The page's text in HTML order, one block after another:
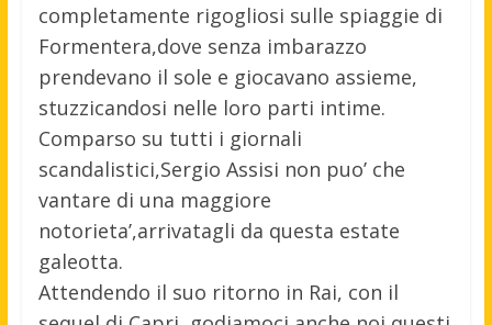
completamente rigogliosi sulle spiaggie di
Formentera,dove senza imbarazzo
prendevano il sole e giocavano assieme,
stuzzicandosi nelle loro parti intime.
Comparso su tutti i giornali
scandalistici,Sergio Assisi non puo’ che
vantare di una maggiore
notorieta’,arrivatagli da questa estate
galeotta.
Attendendo il suo ritorno in Rai, con il